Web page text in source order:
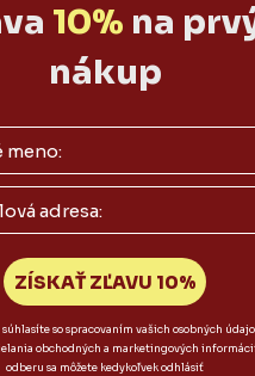
10% na
nákup
ZÍSKAŤ ZĽAVU 10%
so spracovaním vašich osobných
obchodných a marketingových
odberu sa môžete kedykoľvek odhlásiť